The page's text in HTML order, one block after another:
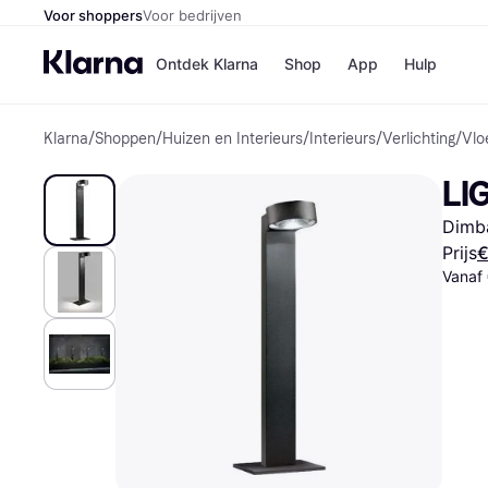
Voor shoppersVoor bedrijven
Ontdek Klarna Shop
Winkels
Bol
H&M
App Hulp
Klarna/Shoppen/Huizen en Interieurs/ Interieurs/Verlichting/
Prijs
Vanaf